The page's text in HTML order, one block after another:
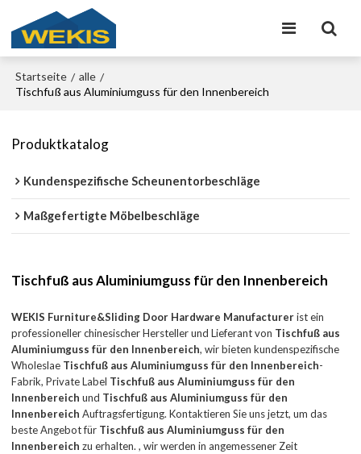
Startseite / alle /
Tischfuß aus Aluminiumguss für den Innenbereich
Produktkatalog
Kundenspezifische Scheunentorbeschläge
Maßgefertigte Möbelbeschläge
Tischfuß aus Aluminiumguss für den Innenbereich
WEKIS Furniture&Sliding Door Hardware Manufacturerist ein
professioneller chinesischer Hersteller und Lieferant von Tischfuß aus
Aluminiumguss für den Innenbereich, wir bieten kundenspezifische
Wholeslae Tischfuß aus Aluminiumguss für den Innenbereich-
Fabrik, Private Label Tischfuß aus Aluminiumguss für den
Innenbereich und Tischfuß aus Aluminiumguss für den
Innenbereich Auftragsfertigung. Kontaktieren Sie uns jetzt, um das
beste Angebot für Tischfuß aus Aluminiumguss für den
Innenbereich zu erhalten. , wir werden in angemessener Zeit